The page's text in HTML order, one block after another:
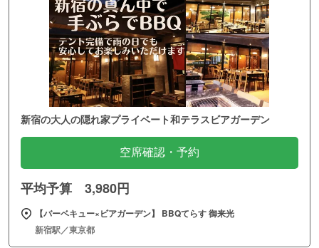
新宿の大人の隠れ家プライベート和テラスビアガーデン
空席確認・予約
平均予算 3,980円
【バーベキュー×ビアガーデン】 BBQてらす 御来光
新宿駅／東京都